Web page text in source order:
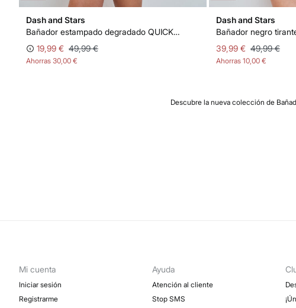
Dash and Stars
Bañador estampado degradado QUICK DRY
19,99 € 49,99 €
Ahorras 30,00 €
Dash and Stars
Bañador negro
39,99 € 49,99 €
Ahorras 10,00 €
Descubre la nueva colección de
Mi cuenta
Iniciar sesión
Registrarme
Ayuda
Atención al cliente
Stop SMS